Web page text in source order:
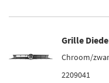
Grille
Chroom/
2209041